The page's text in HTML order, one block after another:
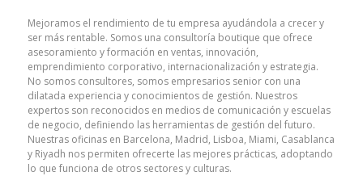
Mejoramos el rendimiento de tu empresa ayudándola a crecer y
ser más rentable. Somos una consultoría boutique que ofrece
asesoramiento y formación en ventas, innovación,
emprendimiento corporativo, internacionalización y estrategia.
No somos consultores, somos empresarios senior con una
dilatada experiencia y conocimientos de gestión. Nuestros
expertos son reconocidos en medios de comunicación y escuelas
de negocio, definiendo las herramientas de gestión del futuro.
Nuestras oficinas en Barcelona, Madrid, Lisboa, Miami, Casablanca
y Riyadh nos permiten ofrecerte las mejores prácticas, adoptando
lo que funciona de otros sectores y culturas.